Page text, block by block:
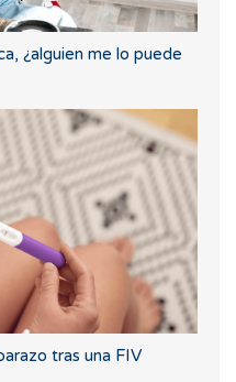
¿alguien me lo puede
tras una FIV